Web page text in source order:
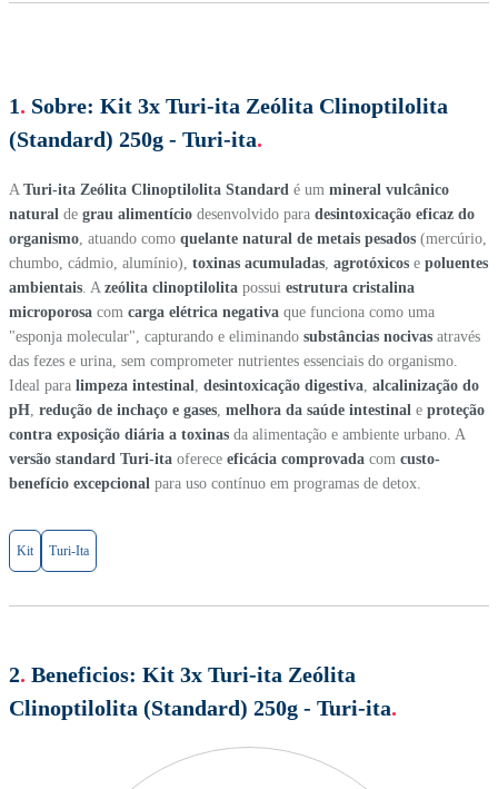
1. Sobre: Kit 3x Turi-ita Zeólita Clinoptilolita
(Standard) 250g - Turi-ita.
A Turi-ita Zeólita Clinoptilolita Standard é um mineral vulcânico
natural de grau alimentício desenvolvido para desintoxicação eficaz do
organismo , atuando como quelante natural de metais pesados (mercúrio,
chumbo, cádmio, alumínio), toxinas acumuladas agrotóxicos e poluentes
ambientais . A zeólita clinoptilolita possui estrutura cristalina
microporosa com carga elétrica negativa que funciona como uma
"esponja molecular", capturando e eliminando substâncias nocivas através
das fezes e urina, sem comprometer nutrientes essenciais do organismo.
Ideal para limpeza intestinal desintoxicação digestiva alcalinização do
pH redução de inchaço e gases melhora da saúde intestinal e proteção
contra exposição diária a toxinas da alimentação e ambiente urbano. A
versão standard Turi-ita oferece eficácia comprovada com custo-
benefício excepcional para uso contínuo em programas de detox.
Kit Turi-Ita
2. Beneficios: Kit 3x Turi-ita Zeólita
Clinoptilolita (Standard) 250g - Turi-ita.